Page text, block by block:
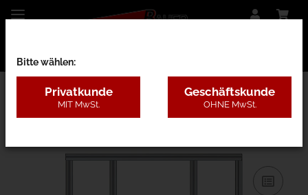
31AC - B=1,3-2m, H=3,1-5m
Bitte wählen:
Privatkunde
MIT MwSt.
Geschäftskunde
OHNE MwSt.